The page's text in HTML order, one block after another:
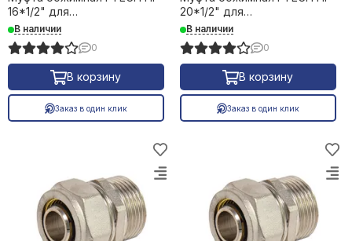
16*1/2" для
металлопластиковых труб
16647
В наличии
0
В корзину
Заказ в один клик
20*1/2" для
металлопластиковых труб
16649
В наличии
0
В корзину
Заказ в один клик